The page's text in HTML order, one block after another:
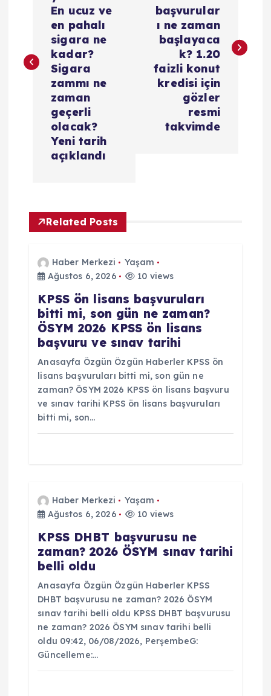
g
m
En ucuz ve
en pahalı
sigara ne
kadar?
Sigara
zammı ne
zaman
geçerli
olacak?
Yeni tarih
açıklandı
başvurular
ı ne zaman
başlayaca
k? 1.20
faizli konut
kredisi için
gözler
resmi
takvimde
Related Posts
Haber Merkezi
Yaşam
Ağustos 6, 2026
10 views
KPSS ön lisans başvuruları
bitti mi, son gün ne zaman?
ÖSYM 2026 KPSS ön lisans
başvuru ve sınav tarihi
Anasayfa Özgün Özgün Haberler KPSS ön
lisans başvuruları bitti mi, son gün ne
zaman? ÖSYM 2026 KPSS ön lisans başvuru
ve sınav tarihi KPSS ön lisans başvuruları
bitti mi, son…
Haber Merkezi
Yaşam
Ağustos 6, 2026
10 views
KPSS DHBT başvurusu ne
zaman? 2026 ÖSYM sınav tarihi
belli oldu
Anasayfa Özgün Özgün Haberler KPSS
DHBT başvurusu ne zaman? 2026 ÖSYM
sınav tarihi belli oldu KPSS DHBT başvurusu
ne zaman? 2026 ÖSYM sınav tarihi belli
oldu 09:42, 06/08/2026, PerşembeG:
Güncelleme:…